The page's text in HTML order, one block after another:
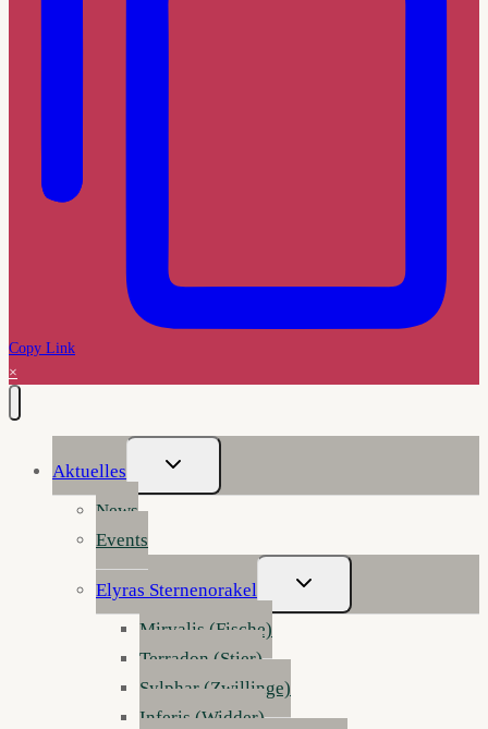
Copy Link
×
Aktuelles
Untermenü
Umschalten
News
Events
Elyras Sternenorakel
Untermenü
Umschalten
Mirvalis (Fische)
Terradon (Stier)
Sylphar (Zwillinge)
Inferis (Widder)